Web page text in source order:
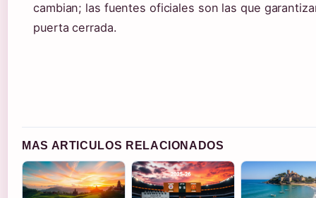
cambian; las fuentes oficiales son las que
puerta cerrada.
MAS ARTICULOS RELACIONADOS